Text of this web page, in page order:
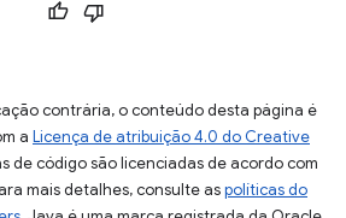
contrária, o conteúdo desta página é
a Licença de atribuição 4.0 do Creative
de código são licenciadas de acordo com
mais detalhes, consulte aspolíticas do